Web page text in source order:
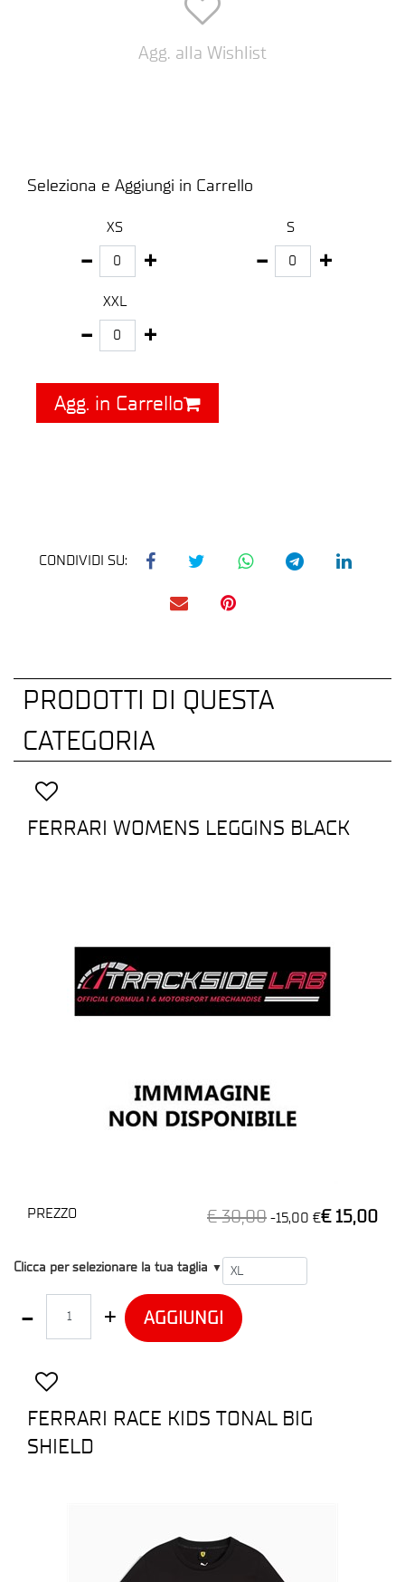
Agg. alla Wishlist
Seleziona e Aggiungi in Carrello
XS S
XXL
Agg. in Carrello
CONDIVIDI SU:
PRODOTTI DI QUESTA
CATEGORIA
FERRARI WOMENS LEGGINS BLACK
PREZZO € 30,00 -15,00 €€ 15,00
T1
Clicca per selezionare la tua taglia ▼
AGGIUNGI
FERRARI RACE KIDS TONAL BIG
SHIELD